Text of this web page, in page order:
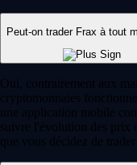
Peut-on trader Frax à tout
Oui, contrairement aux
cryptomonnaies
une application mobile
suivre l'évolution des prix
que vous décidez de trader